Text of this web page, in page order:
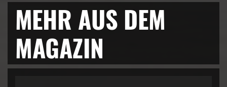
MEHR AUS DEM
MAGAZIN